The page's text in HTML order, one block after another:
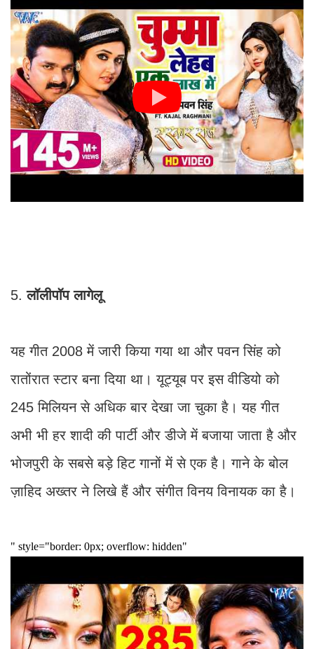
5.लॉलीपॉप लागेलू
यह गीत 2008 में जारी किया गया था और पवन सिंह को
रातोंरात स्टार बना दिया था। यूट्यूब पर इस वीडियो को
245 मिलियन से अधिक बार देखा जा चुका है। यह गीत
अभी भी हर शादी की पार्टी और डीजे में बजाया जाता है और
भोजपुरी के सबसे बड़े हिट गानों में से एक है। गाने के बोल
ज़ाहिद अख्तर ने लिखे हैं और संगीत विनय विनायक का है।